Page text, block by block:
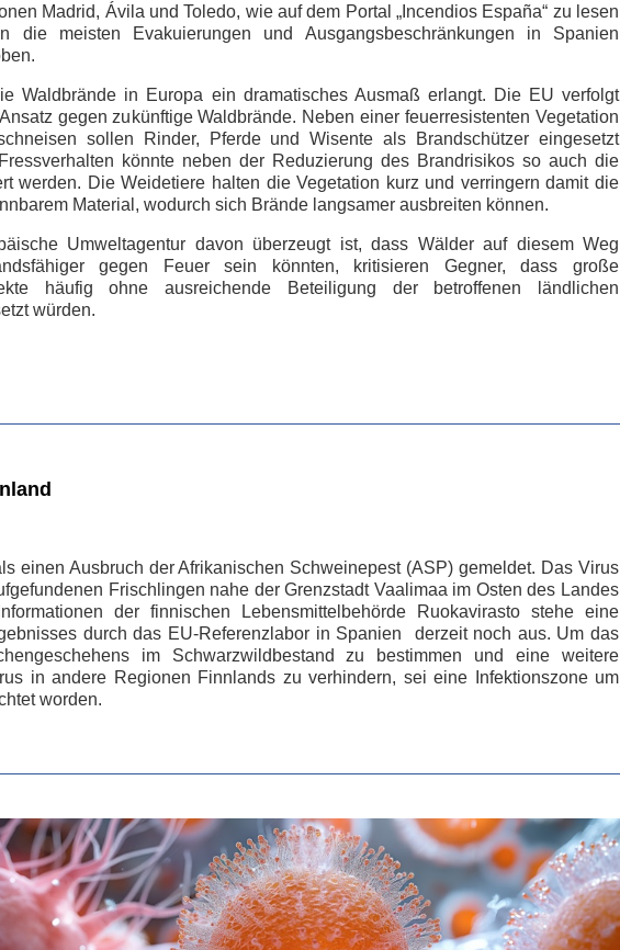
Madrid, Ávila und Toledo, wie auf dem Portal „Incendios España“ zu lesen
die meisten Evakuierungen und Ausgangsbeschränkungen in Spanien
Waldbrände in Europa ein dramatisches Ausmaß erlangt. Die EU verfolgt
gegen zukünftige Waldbrände. Neben einer feuerresistenten Vegetation
sollen Rinder, Pferde und Wisente als Brandschützer eingesetzt
könnte neben der Reduzierung des Brandrisikos so auch die
werden. Die Weidetiere halten die Vegetation kurz und verringern damit die
Material, wodurch sich Brände langsamer ausbreiten können.
Umweltagentur davon überzeugt ist, dass Wälder auf diesem Weg
gegen Feuer sein könnten, kritisieren Gegner, dass große
häufig ohne ausreichende Beteiligung der betroffenen ländlichen
würden.
einen Ausbruch der Afrikanischen Schweinepest (ASP) gemeldet. Das Virus
Frischlingen nahe der Grenzstadt Vaalimaa im Osten des Landes
der finnischen Lebensmittelbehörde Ruokavirasto stehe eine
durch das EU-Referenzlabor in Spanien derzeit noch aus. Um das
im Schwarzwildbestand zu bestimmen und eine weitere
in andere Regionen Finnlands zu verhindern, sei eine Infektionszone um
worden.